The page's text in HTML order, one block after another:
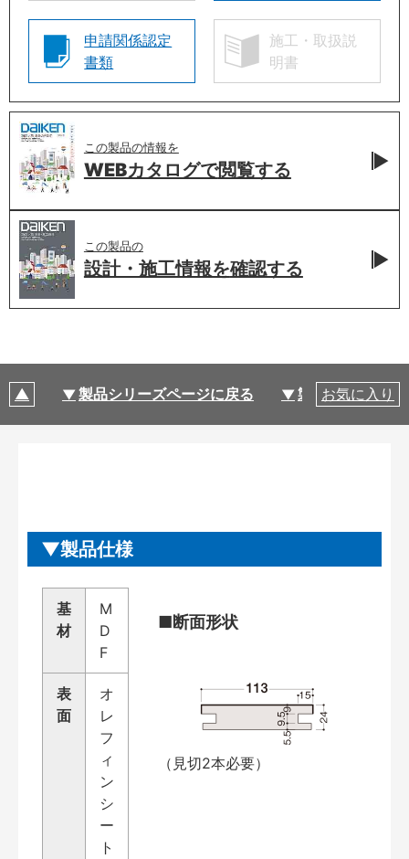
申請関係認定
書類
施工・取扱説
明書
この製品の情報を
WEBカタログで閲覧する
この製品の
設計・施工情報を確認する
製品シリーズページに戻る 製品仕様
お気に入り
製品仕様
基
材
M
D
F
表
面
オ
レ
フ
ィ
ン
シ
ー
ト
■断面形状
（見切2本必要）